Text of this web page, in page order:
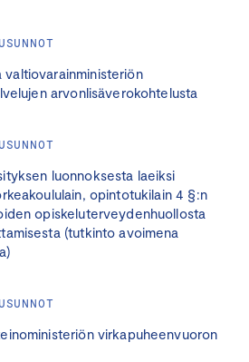
valtiovarainministeriön
arvonlisäverokohtelusta
luonnoksesta laeiksi
opintotukilain 4 §:n
opiskeluterveydenhuollosta
(tutkinto avoimena
virkapuheenvuoron